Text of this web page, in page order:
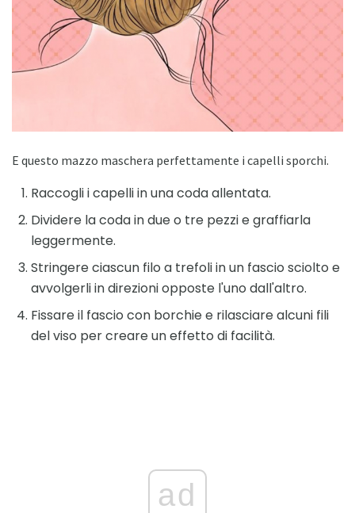
E questo mazzo maschera perfettamente i capelli sporchi.
Raccogli i capelli in una coda allentata.
Dividere la coda in due o tre pezzi e graffiarla
leggermente.
Stringere ciascun filo a trefoli in un fascio sciolto e
avvolgerli in direzioni opposte l'uno dall'altro.
Fissare il fascio con borchie e rilasciare alcuni fili
del viso per creare un effetto di facilità.
ad